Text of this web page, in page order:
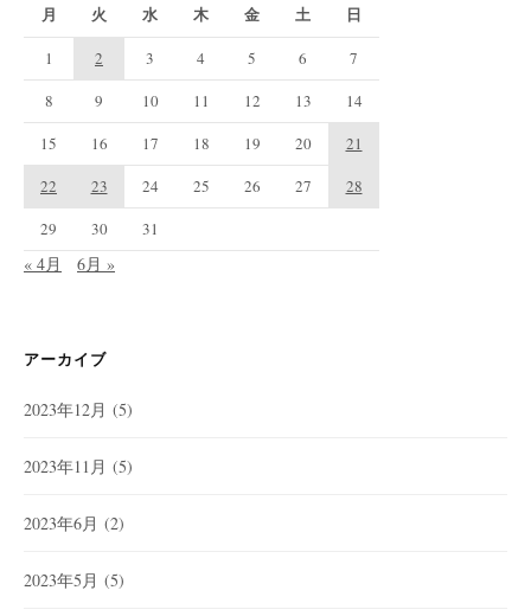
月 火 水 木 金 土 日
1 2 3 4 5 6
7
8
9 10 11 12 13
14
15
16 17 18 19 20
21
22
23 24 25 26 27
28
29
30 31
« 4月 6月 »
アーカイブ
2023年12月 (5)
2023年11月 (5)
2023年6月 (2)
2023年5月 (5)